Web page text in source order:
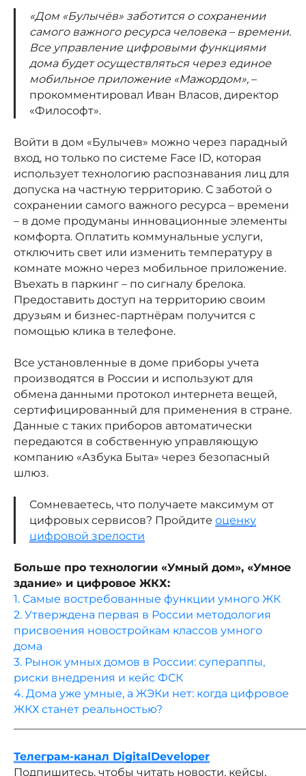
«Дом «Булычёв» заботится о сохранении
самого важного ресурса человека – времени.
Все управление цифровыми функциями
дома будет осуществляться через единое
мобильное приложение «Мажордом», –
прокомментировал Иван Власов, директор
«Философт».
Войти в дом «Булычев» можно через парадный
вход, но только по системе Face ID, которая
использует технологию распознавания лиц для
допуска на частную территорию. С заботой о
сохранении самого важного ресурса – времени
– в доме продуманы инновационные элементы
комфорта. Оплатить коммунальные услуги,
отключить свет или изменить температуру в
комнате можно через мобильное приложение.
Въехать в паркинг – по сигналу брелока.
Предоставить доступ на территорию своим
друзьям и бизнес-партнёрам получится с
помощью клика в телефоне.
Все установленные в доме приборы учета
производятся в России и используют для
обмена данными протокол интернета вещей,
сертифицированный для применения в стране.
Данные с таких приборов автоматически
передаются в собственную управляющую
компанию «Азбука Быта» через безопасный
шлюз.
Сомневаетесь, что получаете максимум от
цифровых сервисов? Пройдите оценку
цифровой зрелости
Больше про технологии «Умный дом», «Умное
здание» и цифровое ЖКХ:
1. Самые востребованные функции умного ЖК
2. Утверждена первая в России методология
присвоения новостройкам классов умного
дома
3. Рынок умных домов в России: супераппы,
риски внедрения и кейс ФСК
4. Дома уже умные, а ЖЭКи нет: когда цифровое
ЖКХ станет реальностью?
Телеграм-канал DigitalDeveloper
Подпишитесь, чтобы читать новости, кейсы,